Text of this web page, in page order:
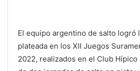
El equipo argentino de salto logró
plateada en los XII Juegos
2022, realizados en el Club Hípico